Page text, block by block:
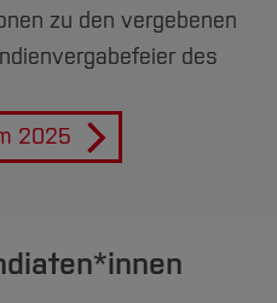
Bestätigungsmail zur
zugestellt?
→ Spam-Ordner
Der Link funktioniert
Ihren Studienalltag.)
/ Ehrenamt
Ihr Umfeld und Ihre
formal an folgenden
zu den vergebenen
des
2025